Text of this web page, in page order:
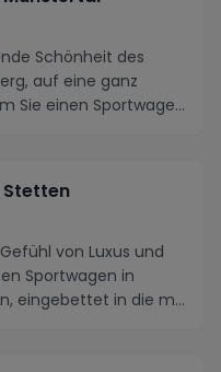
Schönheit des
auf eine ganz
Sie einen Sportwagen
von Luxus und
Sportwagen in
eingebettet in die m...